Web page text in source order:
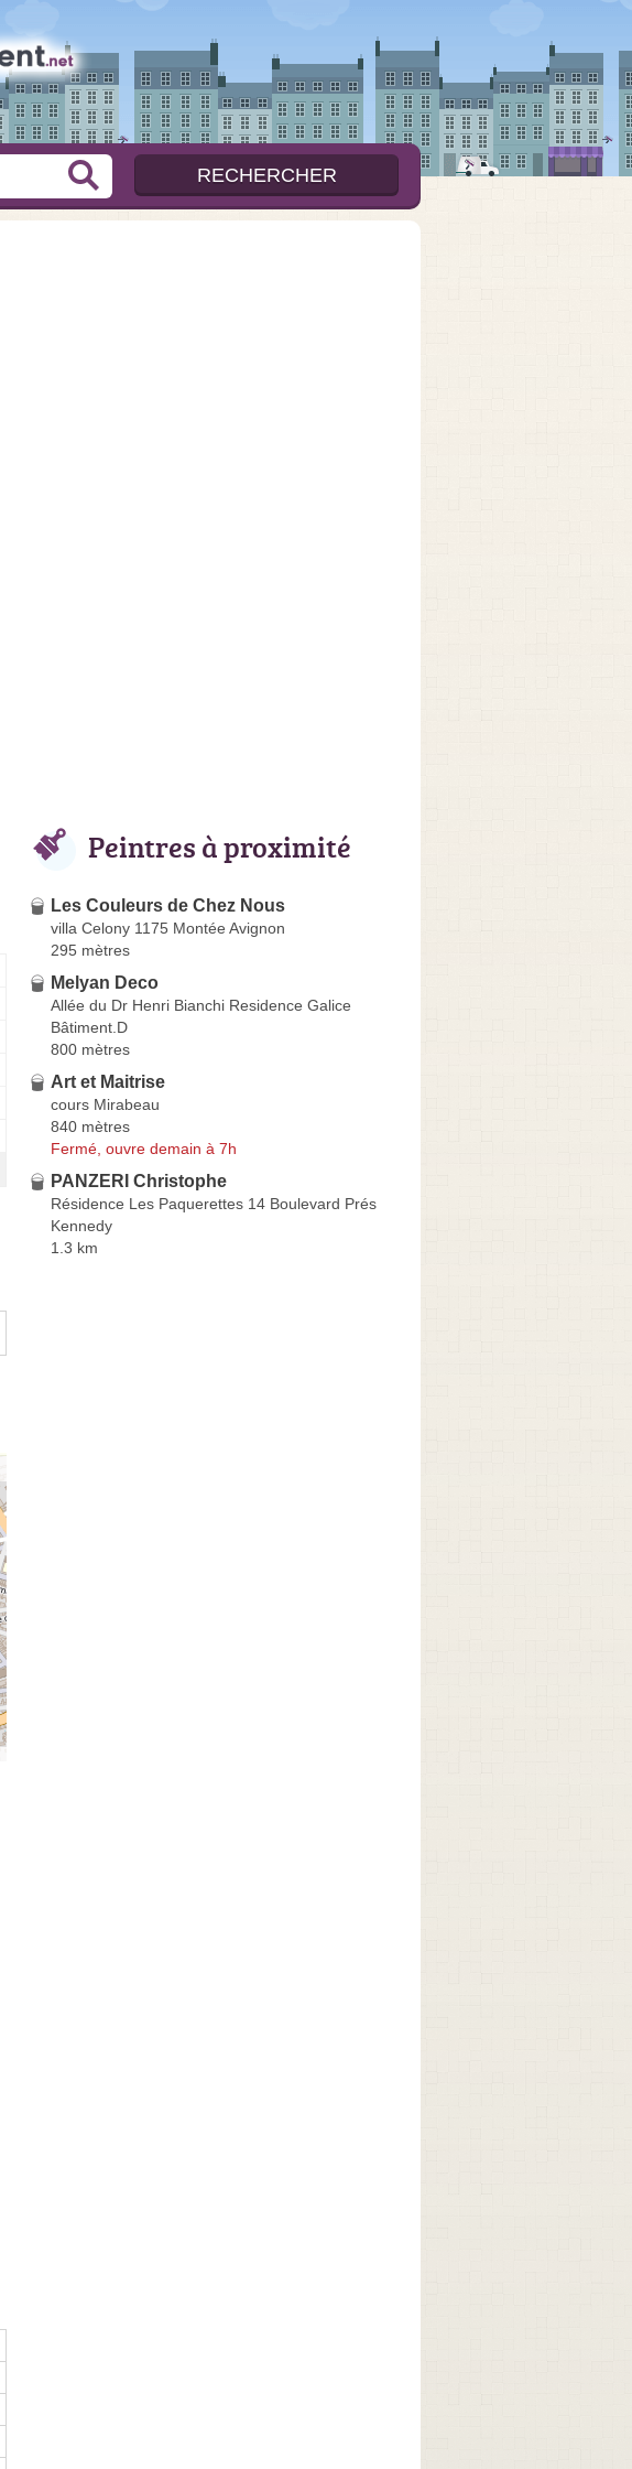
Peintres à proximité
Les Couleurs de Chez Nous
villa Celony 1175 Montée Avignon
295 mètres
Melyan Deco
Allée du Dr Henri Bianchi Residence Galice
Bâtiment.D
800 mètres
Art et Maitrise
cours Mirabeau
840 mètres
Fermé, ouvre demain à 7h
PANZERI Christophe
Résidence Les Paquerettes 14 Boulevard Prés
Kennedy
1.3 km